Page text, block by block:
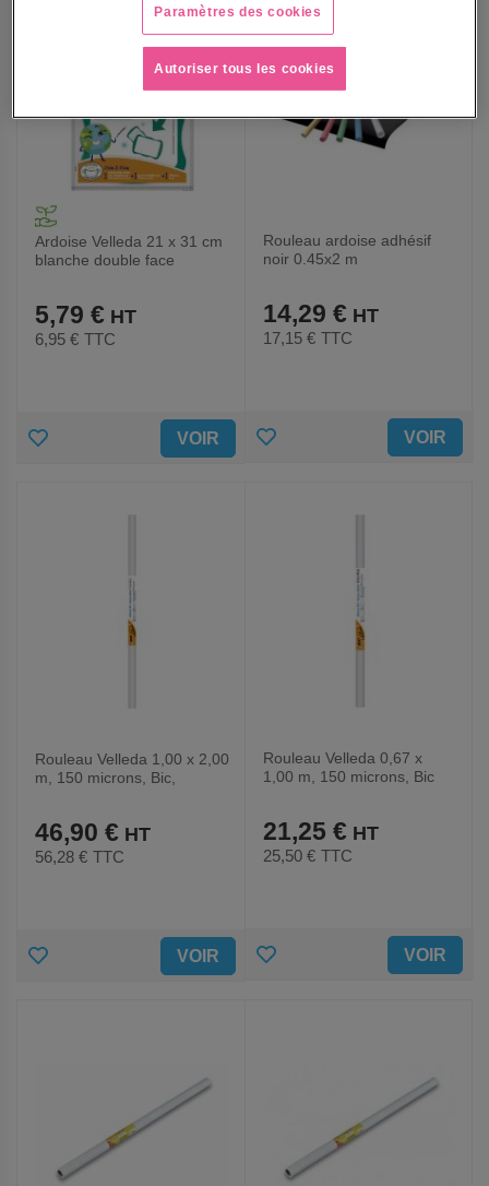
Ardoise Velleda 21 x 31 cm
blanche double face
5,79 €
6,95 € TTC
AJOUTER VOIR
Rouleau ardoise adhésif
noir 0.45x2 m
14,29 €
17,15 € TTC
AJOUTER VOIR
Rouleau Velleda 1,00 x 2,00
m, 150 microns, Bic,
46,90 €
56,28 € TTC
AJOUTER VOIR
Rouleau Velleda 0,67 x
1,00 m, 150 microns, Bic
21,25 €
25,50 € TTC
AJOUTER VOIR
Paramètres des cookies
Autoriser tous les cookies